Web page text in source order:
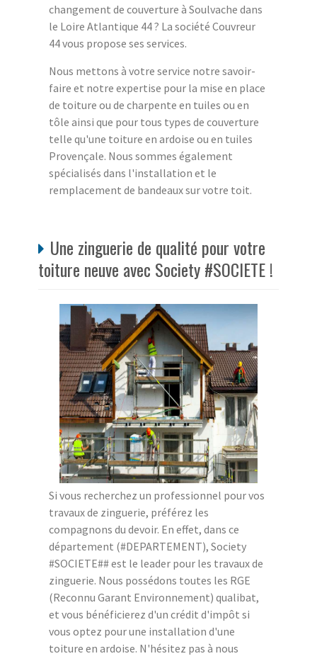
changement de couverture à Soulvache dans
le Loire Atlantique 44 ? La société Couvreur
44 vous propose ses services.
Nous mettons à votre service notre savoir-
faire et notre expertise pour la mise en place
de toiture ou de charpente en tuiles ou en
tôle ainsi que pour tous types de couverture
telle qu'une toiture en ardoise ou en tuiles
Provençale. Nous sommes également
spécialisés dans l'installation et le
remplacement de bandeaux sur votre toit.
Une zinguerie de qualité pour votre
toiture neuve avec Society #SOCIETE !
Si vous recherchez un professionnel pour vos
travaux de zinguerie, préférez les
compagnons du devoir. En effet, dans ce
département (#DEPARTEMENT), Society
#SOCIETE## est le leader pour les travaux de
zinguerie. Nous possédons toutes les RGE
(Reconnu Garant Environnement) qualibat,
et vous bénéficierez d'un crédit d'impôt si
vous optez pour une installation d'une
toiture en ardoise. N'hésitez pas à nous